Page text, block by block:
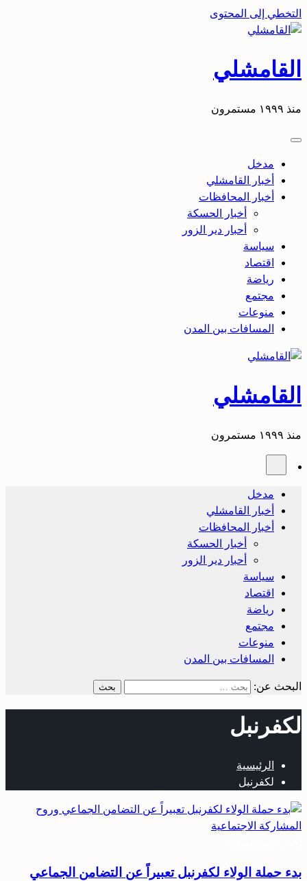
التخطي إلى المحتوى
القامشلي
منذ ١٩٩٩ مستمرون
مدخل
أخبار القامشلي
أخبار المحافظات
أخبار الحسكة
أحبار دير الزور
سياسة
اقتصاد
رياضة
مجتمع
منوعات
المسافات بين المدن
القامشلي
منذ ١٩٩٩ مستمرون
مدخل
أخبار القامشلي
أخبار المحافظات
أخبار الحسكة
أحبار دير الزور
سياسة
اقتصاد
رياضة
مجتمع
منوعات
المسافات بين المدن
البحث عن:
لكفرنبل
الرئيسية
لكفرنبل
بدء حملة الولاء لكفرنبل تعبيراً عن التضامن الجماعي